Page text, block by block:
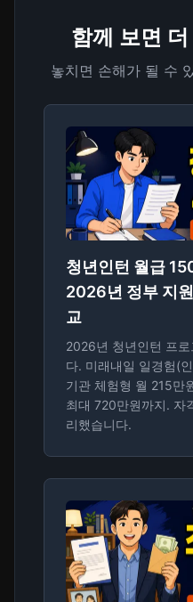
함께 보면
놓치면 손해가 될 수
청년인턴 월급
2026년 정부 지
교
2026년 청년인턴 프
다. 미래내일 일경험(
기관 체험형 월 215만
최대 720만원까지. 자
리했습니다.